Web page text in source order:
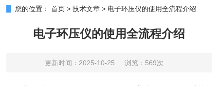
您的位置： 首页 >技术文章 > 电子环压仪的使用全流程介绍
电子环压仪的使用全流程介绍
更新时间：2025-10-25 浏览：569次